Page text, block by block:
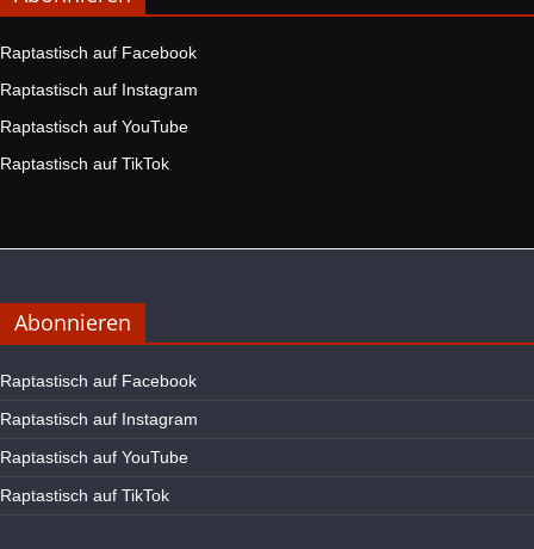
Raptastisch auf Facebook
Raptastisch auf Instagram
Raptastisch auf YouTube
Raptastisch auf TikTok
Abonnieren
Raptastisch auf Facebook
Raptastisch auf Instagram
Raptastisch auf YouTube
Raptastisch auf TikTok